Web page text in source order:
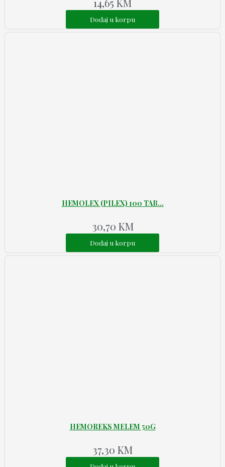
14,65 KM
Dodaj u korpu
HEMOLEX (PILEX) 100 TAB...
30,70 KM
Dodaj u korpu
HEMOREKS MELEM 50G
37,30 KM